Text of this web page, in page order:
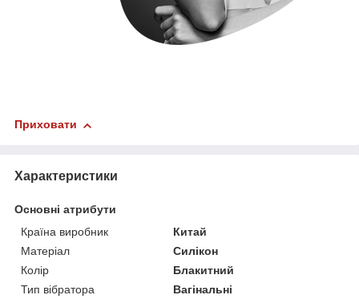
Приховати
Характеристики
Основні атрибути
Країна виробник
Китай
Матеріал
Силікон
Колір
Блакитний
Тип вібратора
Вагінальні